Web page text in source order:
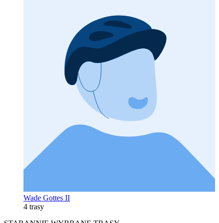
Wade Gottes II
4 trasy